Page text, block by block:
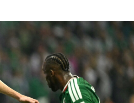
Trump firma órdenes ejecutivas
contra la ciudadanía por derecho
de nacimiento
junio 18, 2026